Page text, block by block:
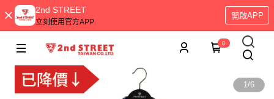
2nd STREET
立刻使用官方APP
開啟APP
0
1/6